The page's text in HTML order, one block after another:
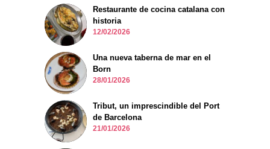
Restaurante de cocina catalana con
historia
12/02/2026
Una nueva taberna de mar en el
Born
28/01/2026
Tribut, un imprescindible del Port
de Barcelona
21/01/2026